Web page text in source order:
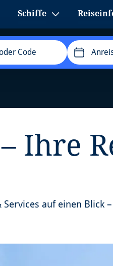
Schiffe
Ihre
auf einen Blick